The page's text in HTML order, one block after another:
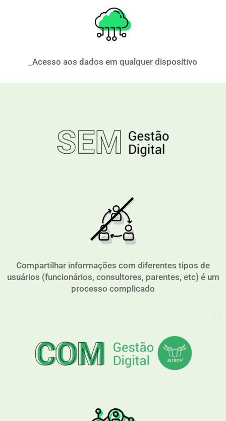
_Acesso aos dados em qualquer dispositivo
Compartilhar informações com diferentes tipos de
usuários (funcionários, consultores, parentes, etc) é um
processo complicado